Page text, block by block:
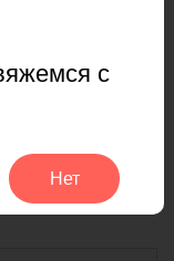
с
Нет
системы 24